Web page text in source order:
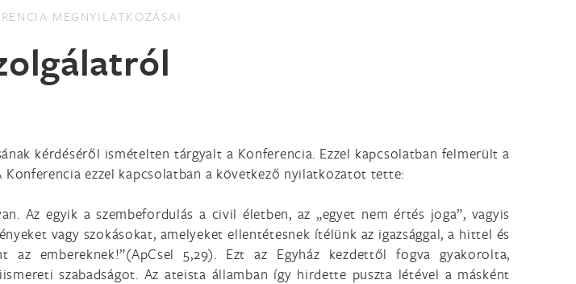
MEGNYILATKOZÁSAI
kérdéséről ismételten tárgyalt a Konferencia. Ezzel kapcsolatban felmerült a
ezzel kapcsolatban a következő nyilatkozatot tette:
Az egyik a szembefordulás a civil életben, az „egyet nem értés joga”, vagyis
vagy szokásokat, amelyeket ellentétesnek ítélünk az igazsággal, a hittel és
az embereknek!”(ApCsel 5,29). Ezt az Egyház kezdettől fogva gyakorolta,
szabadságot. Az ateista államban így hirdette puszta létével a másként